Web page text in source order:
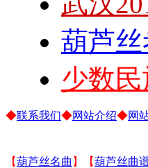
葫芦
少数
◆联系我们◆网站介绍◆网
【葫芦丝名曲 】【葫芦丝曲